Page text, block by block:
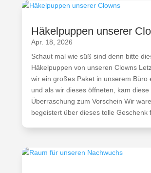
Häkelpuppen unserer
Apr. 18, 2026
Schaut mal wie süß sind denn bitte
Häkelpuppen von unseren Clowns
wir ein großes Paket in unserem Büro
und als wir dieses öffneten, kam diese
Überraschung zum Vorschein Wir
begeistert über dieses tolle Geschenk